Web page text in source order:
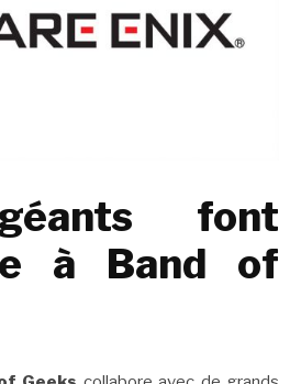
font
à Band of